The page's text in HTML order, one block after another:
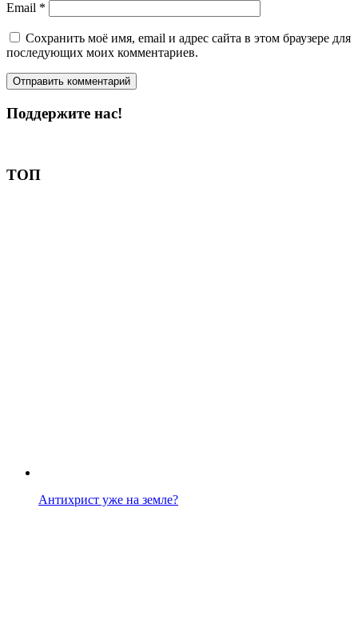
Email *
Сохранить моё имя, email и адрес сайта в этом браузере для
последующих моих комментариев.
Поддержите нас!
ТОП
Антихрист уже на земле?